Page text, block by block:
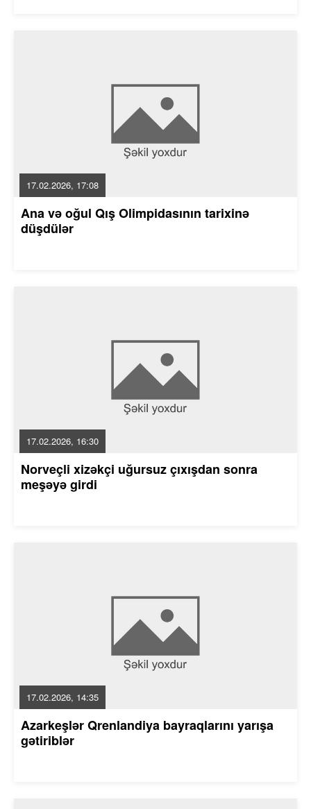
17.02.2026, 17:08
Ana və oğul Qış Olimpidasının tarixinə
düşdülər
17.02.2026, 16:30
Norveçli xizəkçi uğursuz çıxışdan sonra
meşəyə girdi
17.02.2026, 14:35
Azarkeşlər Qrenlandiya bayraqlarını yarışa
gətiriblər